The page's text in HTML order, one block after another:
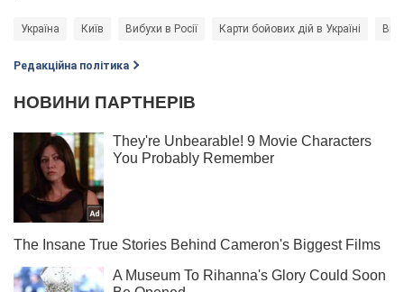
Україна Київ Вибухи в Росії Карти бойових дій в Україні
Редакційна політика